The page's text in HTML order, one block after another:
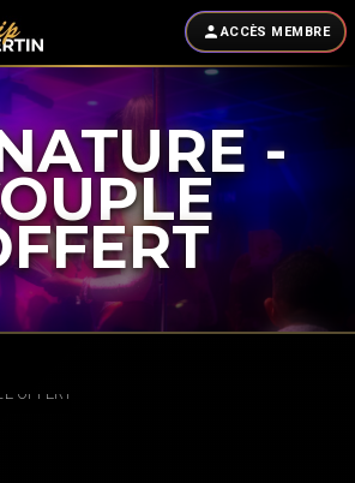
ACCÈS MEMBRE
-